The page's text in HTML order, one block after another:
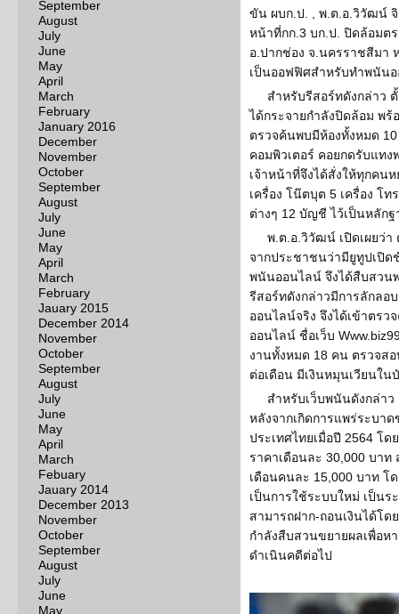
September
August
July
June
May
April
March
February
January 2016
December
November
October
September
August
July
June
May
April
March
February
Jauary 2015
December 2014
November
October
September
August
July
June
May
April
March
Febuary
Jauary 2014
December 2013
November
October
September
August
July
June
May
ขัน ผบก.ป. , พ.ต.อ.วิวัฒน์ จิ
หน้าที่กก.3 บก.ป. ปิดล้อมต
อ.ปากช่อง จ.นครราชสีมา
เป็นออฟฟิศสำหรับทำพนัน
สำหรับรีสอร์ทดังกล่าว
ได้กระจายกำลังปิดล้อม พ
ตรวจค้นพบมีห้องทั้งหมด
คอมพิวเตอร์ คอยกดรับแท
เจ้าหน้าที่จึงได้สั่งให้ทุกคน
เครื่อง โน๊ตบุต 5 เครื่อง โ
ต่างๆ 12 บัญชี ไว้เป็นหลักฐ
พ.ต.อ.วิวัฒน์ เปิดเผยว่า
จากประชาชนว่ามียูทูปเปิด
พนันออนไลน์ จึงได้สืบสวน
รีสอร์ทดังกล่าวมีการลักลอ
ออนไลน์จริง จึงได้เข้าตร
ออนไลน์ ชื่อเว็บ
งานทั้งหมด 18 คน ตรวจส
ต่อเดือน มีเงินหมุนเวียนใ
สำหรับเว็บพนันดังกล่าว
หลังจากเกิดการแพร่ระบา
ประเทศไทยเมื่อปี 2564 โด
ราคาเดือนละ 30,000 บาท
เดือนคนละ 15,000 บาท โ
เป็นการใช้ระบบใหม่ เป็นร
สามารถฝาก-ถอนเงินได้โ
กำลังสืบสวนขยายผลเพื่อห
ดำเนินคดีต่อไป